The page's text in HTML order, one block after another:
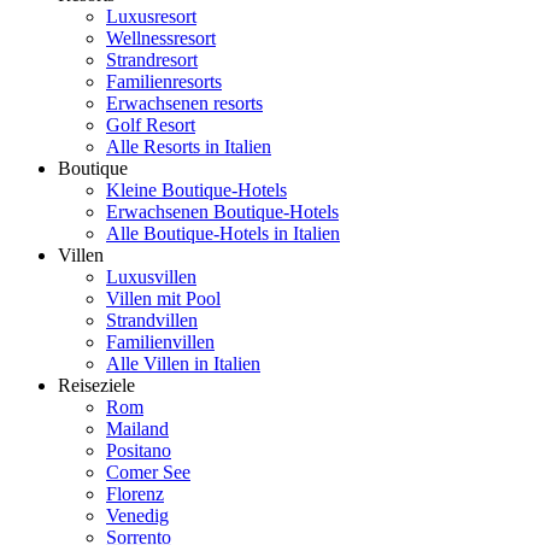
Luxusresort
Wellnessresort
Strandresort
Familienresorts
Erwachsenen resorts
Golf Resort
Alle Resorts in Italien
Boutique
Kleine Boutique-Hotels
Erwachsenen Boutique-Hotels
Alle Boutique-Hotels in Italien
Villen
Luxusvillen
Villen mit Pool
Strandvillen
Familienvillen
Alle Villen in Italien
Reiseziele
Rom
Mailand
Positano
Comer See
Florenz
Venedig
Sorrento